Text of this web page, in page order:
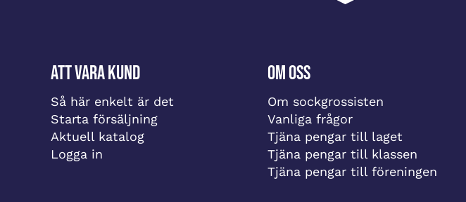
Att vara kund
Så här enkelt är det
Starta försäljning
Aktuell katalog
Logga in
Om oss
Om sockgrossisten
Vanliga frågor
Tjäna pengar till laget
Tjäna pengar till klassen
Tjäna pengar till föreningen